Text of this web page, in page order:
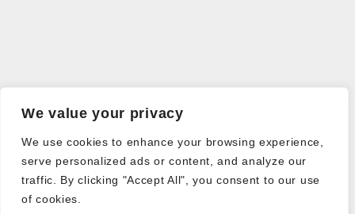
We value your privacy
We use cookies to enhance your browsing experience,
serve personalized ads or content, and analyze our
traffic. By clicking "Accept All", you consent to our use
of cookies.